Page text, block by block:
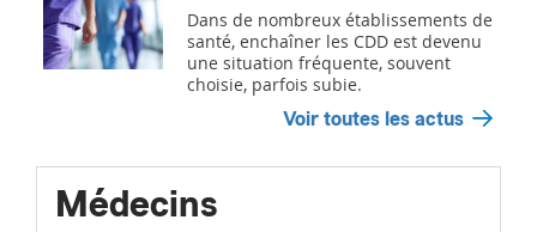
Dans de nombreux établissements de
santé, enchaîner les CDD est devenu
une situation fréquente, souvent
choisie, parfois subie.
Voir toutes les actus
Médecins